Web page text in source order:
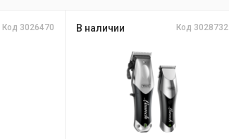
Код 3026470 В наличии Код 3028732